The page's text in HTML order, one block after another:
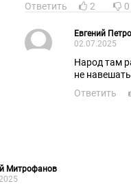
Ответить
2 0
Евгений
02.07.2025
Народ там
не
Ответить
Митрофанов